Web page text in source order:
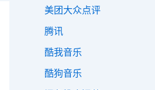
美团大众点评
腾讯
酷我音乐
酷狗音乐